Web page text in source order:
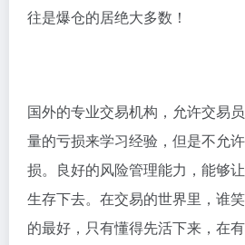
往是爆仓的居绝大多数！
国外的专业交易机构，允许交易
量的亏损来学习经验，但是不允
损。良好的风险管理能力，能够
生存下去。在交易的世界里，谁
的最好，只有懂得先活下来，在